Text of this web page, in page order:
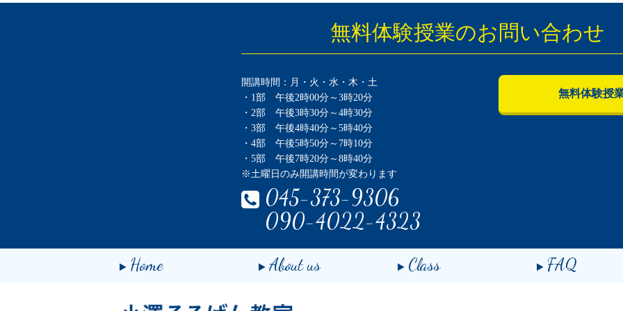
無料体験授業のお問い合わせ
開講時間：月・火・水・木・土
・1部 午後2時00分～3時20分
・2部 午後3時30分～4時30分
・3部 午後4時40分～5時40分
・4部 午後5時50分～7時10分
・5部 午後7時20分～8時40分
※土曜日のみ開講時間が変わります
045-373-9306
090-4022-4323
無料体験授
Home About us Class FAQ